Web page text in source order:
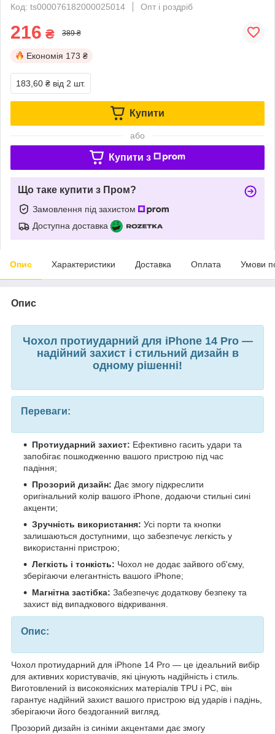
Код: ts000076182000025014
Опт і роздріб
216 ₴ 389 ₴
Економія 173 ₴
183,60 ₴ від 2 шт.
Купити
або
Купити з
Що таке купити з Пром?
Замовлення під захистом
Доступна доставка
Опис Характеристики Доставка Оплата Умови
Опис
Чохол протиударний для iPhone 14 Pro —
надійний захист і стильний дизайн в
одному рішенні!
Переваги:
Протиударний захист: Ефективно гасить удари та
запобігає пошкодженню вашого пристрою під час
падіння;
Прозорий дизайн: Дає змогу підкреслити
оригінальний колір вашого iPhone, додаючи стильні сині
акценти;
Зручність використання: Усі порти та кнопки
залишаються доступними, що забезпечує легкість у
використанні пристрою;
Легкість і тонкість: Чохол не додає зайвого об'єму,
зберігаючи елегантність вашого iPhone;
Магнітна застібка: Забезпечує додаткову безпеку та
захист від випадкового відкривання.
Опис:
Чохол протиударний для iPhone 14 Pro — це ідеальний вибір
для активних користувачів, які цінують надійність і стиль.
Виготовлений із високоякісних матеріалів TPU і PC, він
гарантує надійний захист вашого пристрою від ударів і падінь,
зберігаючи його бездоганний вигляд.
Прозорий дизайн із синіми акцентами дає змогу